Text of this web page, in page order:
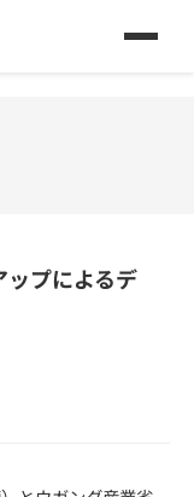
プによるデ